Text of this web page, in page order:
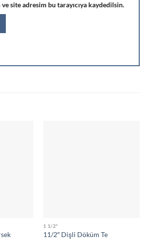
site adresim bu tarayıcıya kaydedilsin.
1 1/2"
11/2″ Dişli Döküm Te